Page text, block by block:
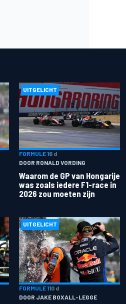
UITGELICHT
FORMULE 16 d
DOOR RONALD VORDING
Waarom de GP van Hongarije
was zoals iedere F1-race in
2026 zou moeten zijn
UITGELICHT
FORMULE 110 d
DOOR JAKE BOXALL-LEGGE